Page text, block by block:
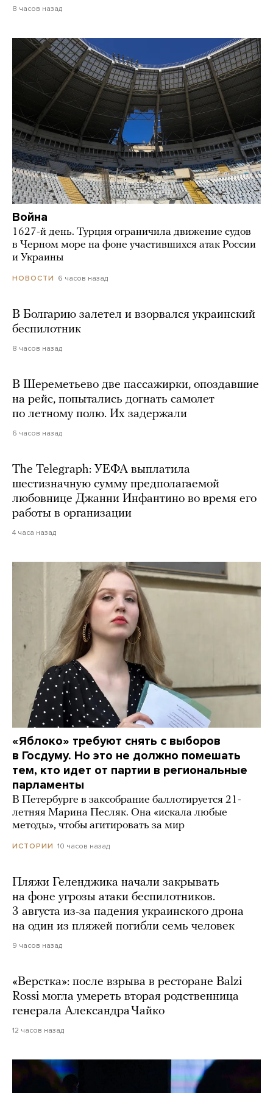
8 часов назад
Война
1627-й день. Турция ограничила движение судов
в Черном море на фоне участившихся атак России
и Украины
НОВОСТИ 6 часов назад
В Болгарию залетел и взорвался украинский
беспилотник
8 часов назад
В Шереметьево две пассажирки, опоздавшие
на рейс, попытались догнать самолет
по летному полю. Их задержали
6 часов назад
The Telegraph: УЕФА выплатила
шестизначную сумму предполагаемой
любовнице Джанни Инфантино во время его
работы в организации
4 часа назад
«Яблоко» требуют снять с выборов
в Госдуму. Но это не должно помешать
тем, кто идет от партии в региональные
парламенты
В Петербурге в заксобрание баллотируется 21-
летняя Марина Песляк. Она «искала любые
методы», чтобы агитировать за мир
ИСТОРИИ 10 часов назад
Пляжи Геленджика начали закрывать
на фоне угрозы атаки беспилотников.
3 августа из-за падения украинского дрона
на один из пляжей погибли семь человек
9 часов назад
«Верстка»: после взрыва в ресторане Balzi
Rossi могла умереть вторая родственница
генерала Александра Чайко
12 часов назад